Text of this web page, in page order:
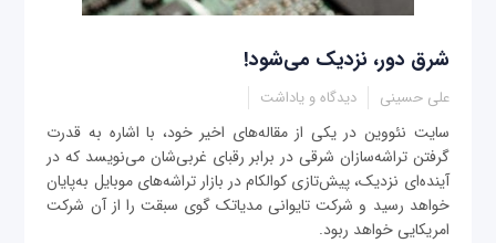
شرق دور، نزديک می‌شود!
علی حسینی دیدگاه و یاداشت
سايت نئووين در يکی از مقاله‌های اخير خود، با اشاره به قدرت
گرفتن تراشه‌سازان شرقی در برابر رقبای غربی‌شان می‌نويسد که در
آينده‌ای نزديک، پيش‌تازی کوالکام در بازار تراشه‌های موبايل به‌پايان
خواهد رسيد و شرکت تايوانی مدياتک گوی سبقت را از آن شرکت
امريکایی خواهد ربود.